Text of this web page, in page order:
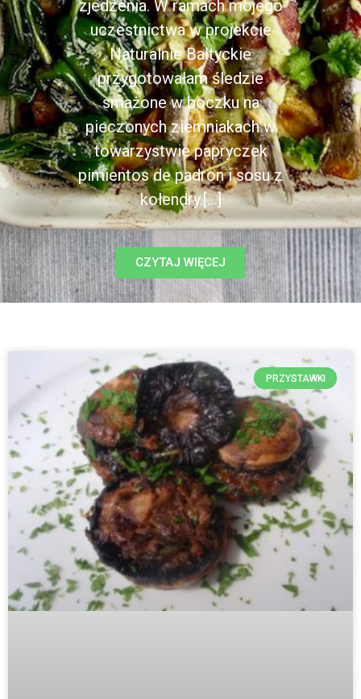
zjedzenia. W ramach mojego
uczestnictwa w projekcie
Naturalnie Bałtyckie
przygotowałam śledzie
smażone w boczku na
pieczonych ziemniakach w
towarzystwie papryczek
pimientos de padron i sosu z
kolendry.[...]
CZYTAJ WIĘCEJ
PRZYSTAWKI